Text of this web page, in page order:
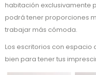
habitación exclusivamente
podrá tener proporciones
trabajar más cómoda.
Los escritorios con
bien para tener tus